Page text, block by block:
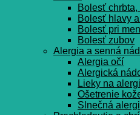
Bolesť
Bolesť hlavy
Bolesť pri
Bolesť zubov
Alergia a senná
Alergia očí
Alergická
Lieky na
Ošetrenie
Slnečná